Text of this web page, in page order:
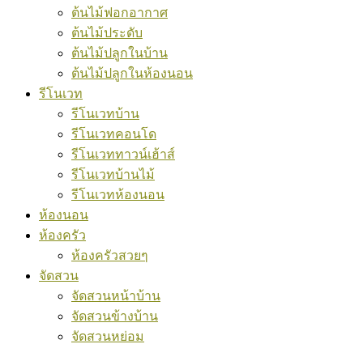
ต้นไม้ฟอกอากาศ
ต้นไม้ประดับ
ต้นไม้ปลูกในบ้าน
ต้นไม้ปลูกในห้องนอน
รีโนเวท
รีโนเวทบ้าน
รีโนเวทคอนโด
รีโนเวททาวน์เฮ้าส์
รีโนเวทบ้านไม้
รีโนเวทห้องนอน
ห้องนอน
ห้องครัว
ห้องครัวสวยๆ
จัดสวน
จัดสวนหน้าบ้าน
จัดสวนข้างบ้าน
จัดสวนหย่อม